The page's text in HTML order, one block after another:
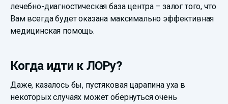
лечебно-диагностическая база центра – залог того, что
Вам всегда будет оказана максимально эффективная
медицинская помощь.
Когда идти к ЛОРу?
Даже, казалось бы, пустяковая царапина уха в
некоторых случаях может обернуться очень